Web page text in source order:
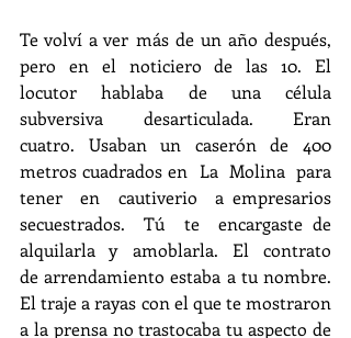
Te volví a ver más de un año después,
pero en el noticiero de las 10. El
locutor hablaba de una célula
subversiva  desarticulada.  Eran
cuatro. Usaban un caserón de 400
metros cuadrados en  La  Molina  para
tener  en  cautiverio  a empresarios
secuestrados.  Tú  te  encargaste de
alquilarla  y  amoblarla.  El  contrato
de arrendamiento estaba a tu nombre.
El traje a rayas con el que te mostraron
a la prensa no trastocaba tu aspecto de